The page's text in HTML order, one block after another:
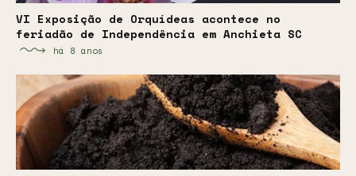
VI Exposição de Orquídeas acontece no
feriadão de Independência em Anchieta SC
há 8 anos